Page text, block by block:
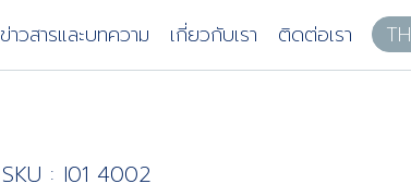
ข่าวสารและบทความ เกี่ยวกับเรา ติดต่อเรา TH
SKU : I01 4002